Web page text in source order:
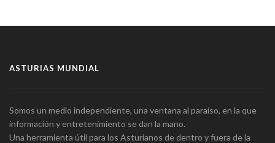
ASTURIAS MUNDIAL
Somos un medio independiente, una ventana al paraíso, en la que
información y entretenimiento se dan la mano.
Una herramienta útil para los Asturianos de dentro y fuera de la